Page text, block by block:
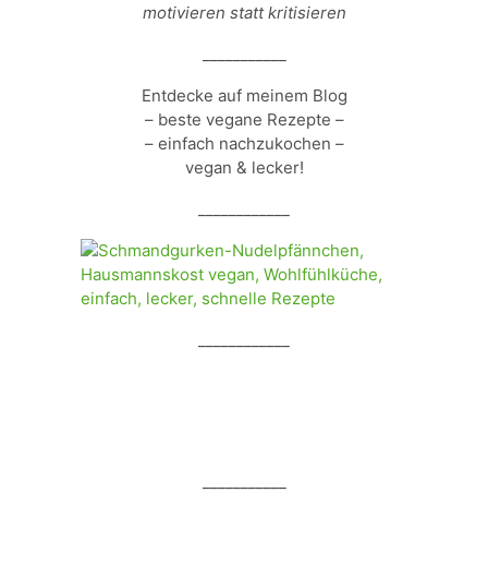
motivieren statt kritisieren
Entdecke auf meinem Blog
– beste vegane Rezepte –
– einfach nachzukochen –
vegan & lecker!